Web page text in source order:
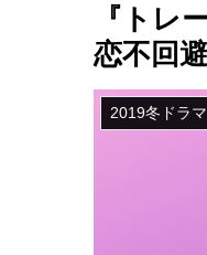
『トレ
恋不回
2019冬ドラマ